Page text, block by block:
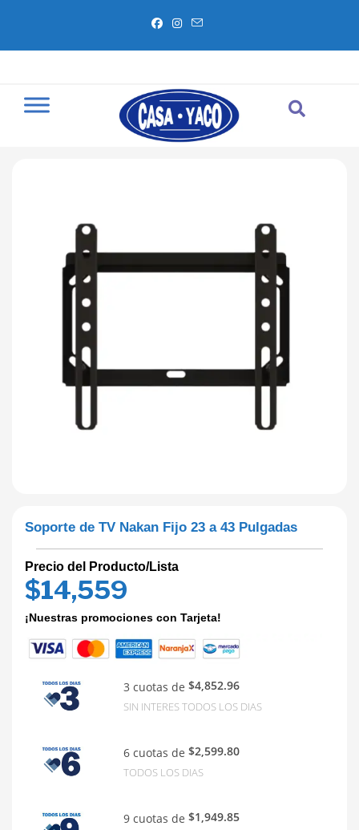
Soporte de TV Nakan Fijo 23 a 43 Pulgadas
Precio del Producto/Lista
$14,559
¡Nuestras promociones con Tarjeta!
3 cuotas de $4,852.96
SIN INTERES TODOS LOS DIAS
6 cuotas de $2,599.80
TODOS LOS DIAS
9 cuotas de $1,949.85